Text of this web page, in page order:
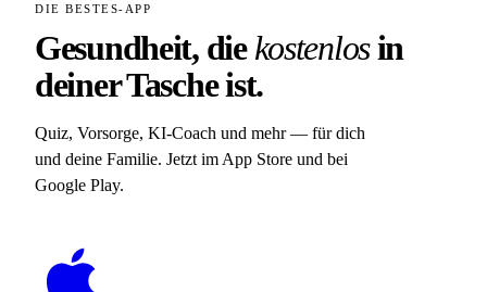
DIE BESTES-APP
Gesundheit, diekostenlosin
deiner Tasche ist.
Quiz, Vorsorge, KI-Coach und mehr — für dich
und deine Familie. Jetzt im App Store und bei
Google Play.